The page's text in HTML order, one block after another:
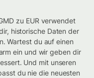
zu EUR verwendet
historische Daten der
Wartest du auf einen
ein und wir geben dir
Und mit unseren
du nie die neuesten